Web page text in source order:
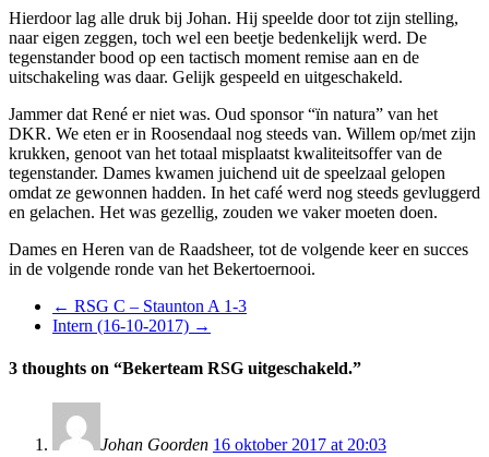
Hierdoor lag alle druk bij Johan. Hij speelde door tot zijn stelling,
naar eigen zeggen, toch wel een beetje bedenkelijk werd. De
tegenstander bood op een tactisch moment remise aan en de
uitschakeling was daar. Gelijk gespeeld en uitgeschakeld.
Jammer dat René er niet was. Oud sponsor “ïn natura” van het
DKR. We eten er in Roosendaal nog steeds van. Willem op/met zijn
krukken, genoot van het totaal misplaatst kwaliteitsoffer van de
tegenstander. Dames kwamen juichend uit de speelzaal gelopen
omdat ze gewonnen hadden. In het café werd nog steeds gevluggerd
en gelachen. Het was gezellig, zouden we vaker moeten doen.
Dames en Heren van de Raadsheer, tot de volgende keer en succes
in de volgende ronde van het Bekertoernooi.
← RSG C – Staunton A 1-3
Intern (16-10-2017) →
3 thoughts on “Bekerteam RSG uitgeschakeld.”
Johan Goorden 16 oktober 2017 at 20:03